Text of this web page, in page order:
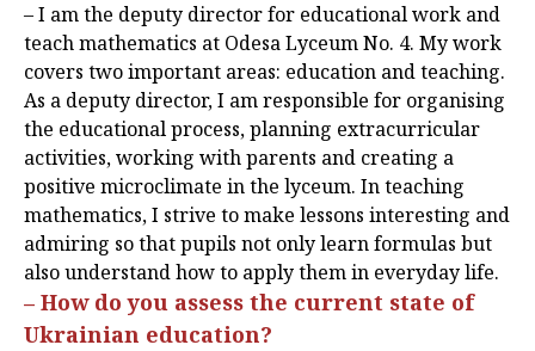
– I am the deputy director for educational work and
teach mathematics at Odesa Lyceum No. 4. My work
covers two important areas: education and teaching.
As a deputy director, I am responsible for organising
the educational process, planning extracurricular
activities, working with parents and creating a
positive microclimate in the lyceum. In teaching
mathematics, I strive to make lessons interesting and
admiring so that pupils not only learn formulas but
also understand how to apply them in everyday life.
– How do you assess the current state of
Ukrainian education?